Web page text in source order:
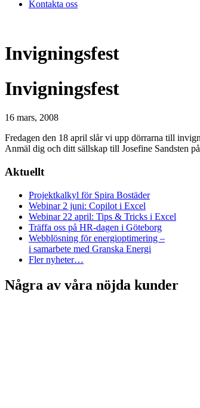
Kontakta oss
Invigningsfest
Invigningsfest
16 mars, 2008
Fredagen den 18 april slår vi upp dörrarna till
Anmäl dig och ditt sällskap till Josefine Sandsten
Aktuellt
Projektkalkyl för Spira Bostäder
Webinar 2 juni: Copilot i Excel
Webinar 22 april: Tips & Tricks i Excel
Träffa oss på HR-dagen i Göteborg
Webblösning för energioptimering –
i samarbete med Granska Energi
Fler nyheter…
Några av våra nöjda kunder